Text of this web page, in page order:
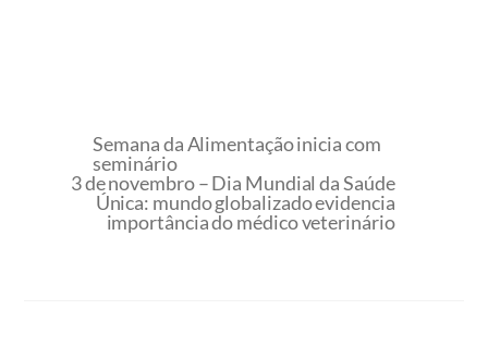
Semana da Alimentação inicia com
seminário
3 de novembro – Dia Mundial da Saúde
Única: mundo globalizado evidencia
importância do médico veterinário